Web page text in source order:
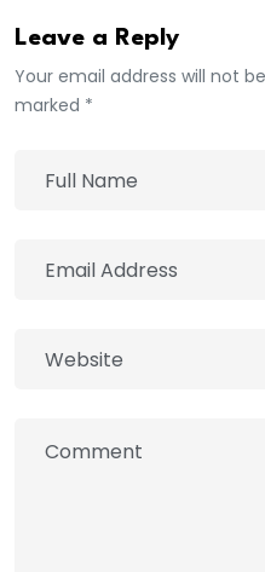
Leave a Reply
Your email address will not
marked *